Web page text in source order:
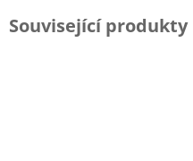
Související produkty